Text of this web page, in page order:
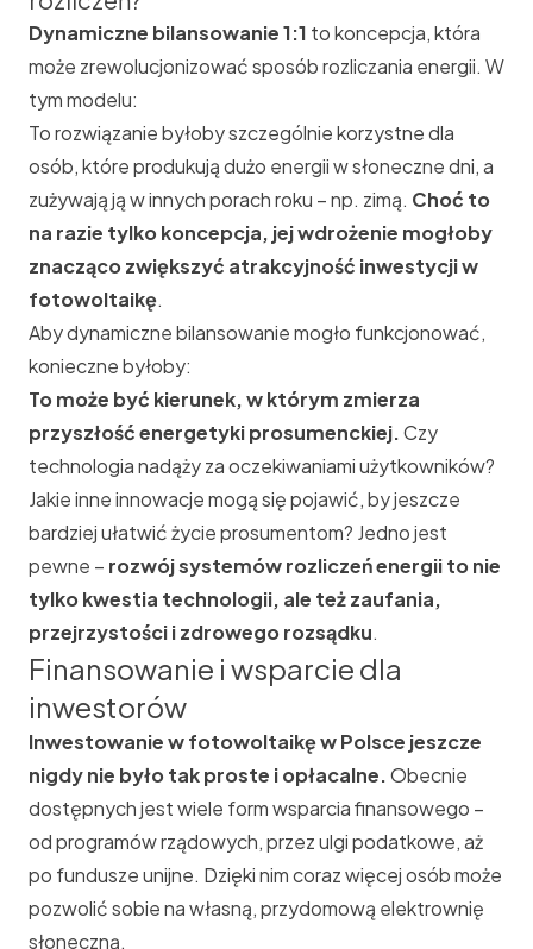
Dynamiczne bilansowanie 1:1 to koncepcja, która
może zrewolucjonizować sposób rozliczania energii. W
tym modelu:
To rozwiązanie byłoby szczególnie korzystne dla
osób, które produkują dużo energii w słoneczne dni, a
zużywają ją w innych porach roku – np. zimą. Choć to
na razie tylko koncepcja, jej wdrożenie mogłoby
znacząco zwiększyć atrakcyjność inwestycji w
fotowoltaikę.
Aby dynamiczne bilansowanie mogło funkcjonować,
konieczne byłoby:
To może być kierunek, w którym zmierza
przyszłość energetyki prosumenckiej.Czy
technologia nadąży za oczekiwaniami użytkowników?
Jakie inne innowacje mogą się pojawić, by jeszcze
bardziej ułatwić życie prosumentom? Jedno jest
pewne – rozwój systemów rozliczeń energii to nie
tylko kwestia technologii, ale też zaufania,
przejrzystości i zdrowego rozsądku.
Finansowanie i wsparcie dla
inwestorów
Inwestowanie w fotowoltaikę w Polsce jeszcze
nigdy nie było tak proste i opłacalne.Obecnie
dostępnych jest wiele form wsparcia finansowego –
od programów rządowych, przez ulgi podatkowe, aż
po fundusze unijne. Dzięki nim coraz więcej osób może
pozwolić sobie na własną, przydomową elektrownię
słoneczną.